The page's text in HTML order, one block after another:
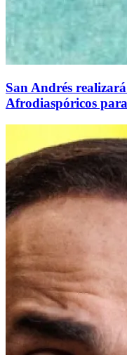
San Andrés
Afrodiaspóricos